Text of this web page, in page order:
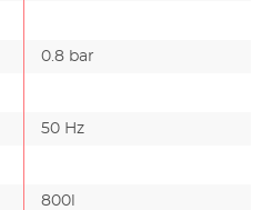
0.8 bar
50 Hz
800l